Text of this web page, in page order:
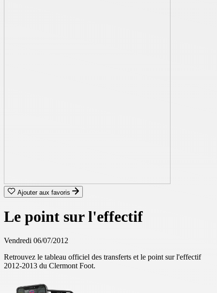
Ajouter aux favoris
Le point sur l'effectif
Vendredi 06/07/2012
Retrouvez le tableau officiel des transferts et le point sur l'effectif
2012-2013 du Clermont Foot.